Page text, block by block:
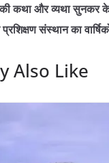
की कथा और व्यथा सुनकर
संस्थान का
Also Like